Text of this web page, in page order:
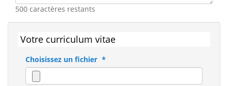
500 caractères restants
Votre curriculum vitae
Choisissez un fichier